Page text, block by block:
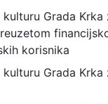
Grada Krka
korisnika
Grada Krka